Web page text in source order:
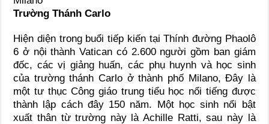
Trường Thánh Carlo
Hiện diện trong buổi tiếp kiến tại Thính đường Phaolô
6 ở nội thành Vatican có 2.600 người gồm ban giám
đốc, các vị giảng huấn, các phụ huynh và học sinh
của trường thánh Carlo ở thành phố Milano, Đây là
một tư thục Công giáo trung tiểu học nổi tiếng được
thành lập cách đây 150 năm. Một học sinh nổi bật
xuất thân từ trường này là Achille Ratti, sau này là